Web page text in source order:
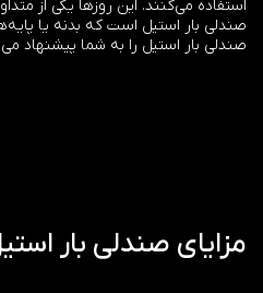
استفاده می‌کنند. این روزها یکی از
صندلی بار استیل است که بدنه یا
صندلی بار استیل را به شما پیشنهاد
مزایای صندلی بار